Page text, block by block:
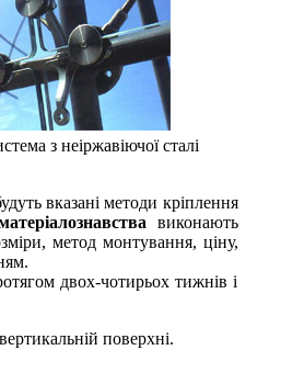
з неіржавіючої сталі
вказані методи кріплення
виконають
метод монтування, ціну,
двох-чотирьох тижнів і
поверхні.